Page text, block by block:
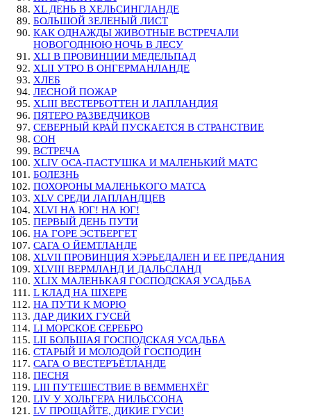
XL ДЕНЬ В ХЕЛЬСИНГЛАНДЕ
БОЛЬШОЙ ЗЕЛЕНЫЙ ЛИСТ
КАК ОДНАЖДЫ ЖИВОТНЫЕ ВСТРЕЧАЛИ
НОВОГОДНЮЮ НОЧЬ В ЛЕСУ
XLI В ПРОВИНЦИИ МЕДЕЛЬПАД
XLII УТРО В ОНГЕРМАНЛАНДЕ
ХЛЕБ
ЛЕСНОЙ ПОЖАР
XLIII ВЕСТЕРБОТТЕН И ЛАПЛАНДИЯ
ПЯТЕРО РАЗВЕДЧИКОВ
СЕВЕРНЫЙ КРАЙ ПУСКАЕТСЯ В СТРАНСТВИЕ
СОН
ВСТРЕЧА
XLIV ОСА-ПАСТУШКА И МАЛЕНЬКИЙ МАТС
БОЛЕЗНЬ
ПОХОРОНЫ МАЛЕНЬКОГО МАТСА
XLV СРЕДИ ЛАПЛАНДЦЕВ
XLVI НА ЮГ! НА ЮГ!
ПЕРВЫЙ ДЕНЬ ПУТИ
НА ГОРЕ ЭСТБЕРГЕТ
САГА О ЙЕМТЛАНДЕ
XLVII ПРОВИНЦИЯ ХЭРЬЕДАЛЕН И ЕЕ ПРЕДАНИЯ
XLVIII ВЕРМЛАНД И ДАЛЬСЛАНД
XLIX МАЛЕНЬКАЯ ГОСПОДСКАЯ УСАДЬБА
L КЛАД НА ШХЕРЕ
НА ПУТИ К МОРЮ
ДАР ДИКИХ ГУСЕЙ
LI МОРСКОЕ СЕРЕБРО
LII БОЛЬШАЯ ГОСПОДСКАЯ УСАДЬБА
СТАРЫЙ И МОЛОДОЙ ГОСПОДИН
САГА О ВЕСТЕРЪЁТЛАНДЕ
ПЕСНЯ
LIII ПУТЕШЕСТВИЕ В ВЕММЕНХЁГ
LIV У ХОЛЬГЕРА НИЛЬССОНА
LV ПРОЩАЙТЕ, ДИКИЕ ГУСИ!